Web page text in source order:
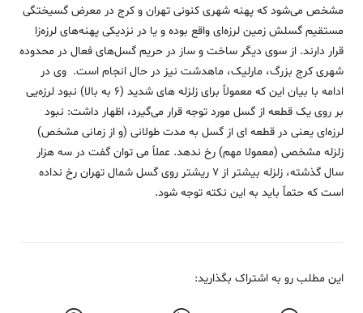
مشخص می‌شود که پهنه شهری کنونی تهران و کرج در معرض گسیختگی
مستقیم گسلش زمین لرزه‌ای واقع بوده و یا در نزدیکی پهنه‌های لرزه‌زا
قرار دارند. از سوی دیگر ساخت و ساز در حریم گسل‌های فعال در محدوده
شهری کرج بزرگ، مارلیک، ماهدشت نیز در حال انجام است. وی در
ادامه با بیان این که معمولاً برای زلزله های شدید (۶ به بالا) نبود لرزه‌یی
بر روی یک قطعه از گسل مورد توجه قرار می‌گیرد، اظهار داشت: نبود
لرزه‌ای یعنی در قطعه ای از گسل به مدت طولانی (و از زمانی مشخص)
زلزله مشخصی (معمولا مهم) رخ ندهد. عملاً می توان گفت در سه هزار
سال گذشته، زلزله بیشتر از ۷ ریشتر روی گسل شمال تهران رخ نداده
است که حتماً باید به این نکته توجه شود.
این مطلب رو به اشتراک بگذارید: